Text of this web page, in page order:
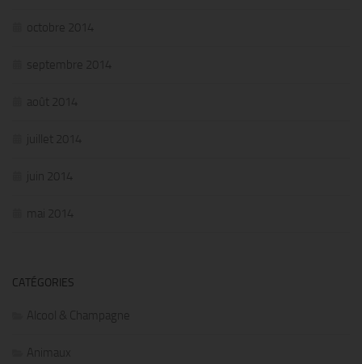
octobre 2014
septembre 2014
août 2014
juillet 2014
juin 2014
mai 2014
CATÉGORIES
Alcool & Champagne
Animaux